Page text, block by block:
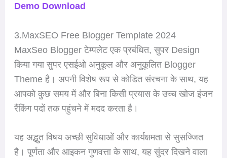
Demo Download
3.MaxSEO Free Blogger Template 2024
MaxSeo Blogger टेम्पलेट एक प्रबंधित, सुपर Design
किया गया सुपर एसईओ अनुकूल और अनुकूलित Blogger
Theme है। अपनी विशेष रूप से कोडित संरचना के साथ, यह
आपको कुछ समय में और बिना किसी प्रयास के उच्च खोज इंजन
रैंकिंग पदों तक पहुंचने में मदद करता है।
यह अद्भुत विषय अच्छी सुविधाओं और कार्यक्षमता से सुसज्जित
है। पूर्णता और आइकन गुणवत्ता के साथ, यह सुंदर दिखने वाला